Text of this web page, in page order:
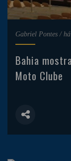
Gabriel Pontes /
Bahia
Moto Clube